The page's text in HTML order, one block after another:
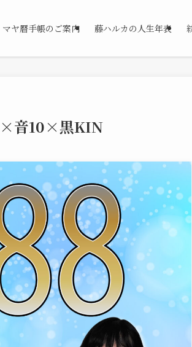
マヤ暦手帳のご案内 藤ハルカの人生年表
×音10×黒KIN